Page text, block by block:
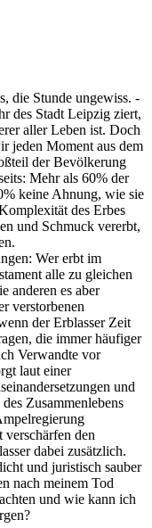
die Stunde ungewiss. -
des Stadt Leipzig ziert,
aller Leben ist. Doch
jeden Moment aus dem
der Bevölkerung
Mehr als 60% der
keine Ahnung, wie sie
des Erbes
und Schmuck vererbt,
Wer erbt im
alle zu gleichen
anderen es aber
verstorbenen
der Erblasser Zeit
die immer häufiger
Verwandte vor
laut einer
und
Zusammenlebens
verschärfen den
dabei zusätzlich.
und juristisch sauber
nach meinem Tod
und wie kann ich